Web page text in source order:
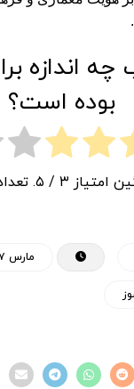
اندازه
بوده است؟
امتیاز ۳ / ۵. تعداد رأی:
مارس ۱۷, ۲۰۲۴